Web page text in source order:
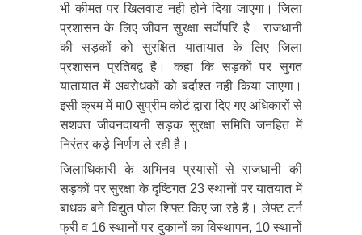
भी कीमत पर खिलवाड नही होने दिया जाएगा। जिला
प्रशासन के लिए जीवन सुरक्षा सर्वाेपरि है। राजधानी
की सड़कों को सुरक्षित यातायात के लिए जिला
प्रशासन प्रतिबद्व है। कहा कि सड़कों पर सुगत
यातायात में अवरोधकों को बर्दाश्त नही किया जाएगा।
इसी क्रम में मा0 सुप्रीम कोर्ट द्वारा दिए गए अधिकारों से
सशक्त जीवनदायनी सड़क सुरक्षा समिति जनहित में
निरंतर कड़े निर्णण ले रही है।
जिलाधिकारी के अभिनव प्रयासों से राजधानी की
सड़कों पर सुरक्षा के दृष्टिगत 23 स्थानों पर यातयात में
बाधक बने विद्युत पोल शिफ्ट किए जा रहे है। लेफ्ट टर्न
फ्री व 16 स्थानों पर दुकानों का विस्थापन, 10 स्थानों